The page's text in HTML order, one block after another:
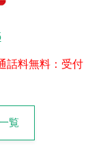
話料無料：受付
覧